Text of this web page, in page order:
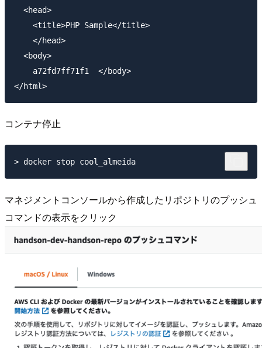
  <head>
    <title>PHP Sample</title>
    </head>
  <body>
    a72fd7ff71f1  </body>
コンテナ停止
マネジメントコンソールから作成したリポジトリのプッシュ
コマンドの表示をクリック